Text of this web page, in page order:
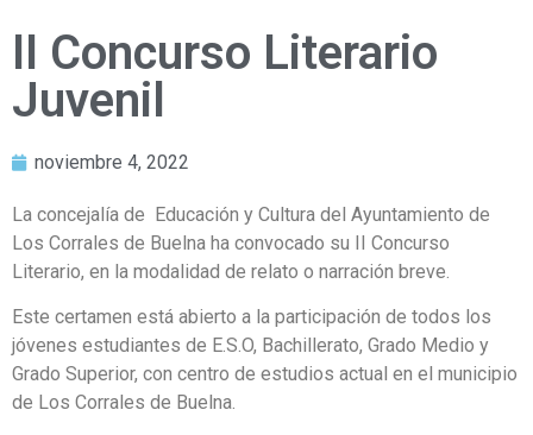
II Concurso Literario
Juvenil
noviembre 4, 2022
La concejalía de Educación y Cultura del Ayuntamiento de
Los Corrales de Buelna ha convocado su II Concurso
Literario, en la modalidad de relato o narración breve.
Este certamen está abierto a la participación de todos los
jóvenes estudiantes de E.S.O, Bachillerato, Grado Medio y
Grado Superior, con centro de estudios actual en el municipio
de Los Corrales de Buelna.